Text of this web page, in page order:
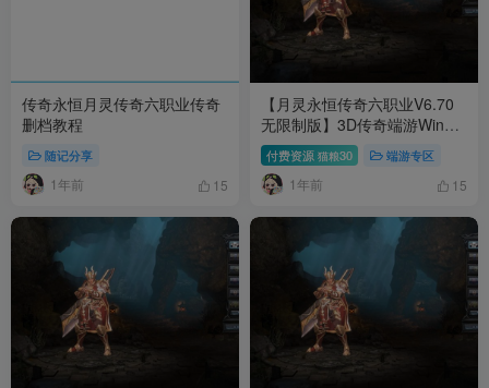
传奇永恒月灵传奇六职业传奇
删档教程
随记分享
1年前 15
【月灵永恒传奇六职业V6.70
无限制版】3D传奇端游Win服
务端+GM工具+PC客户端+架
设教程
付费资源 猫粮30 端游专区
1年前 15